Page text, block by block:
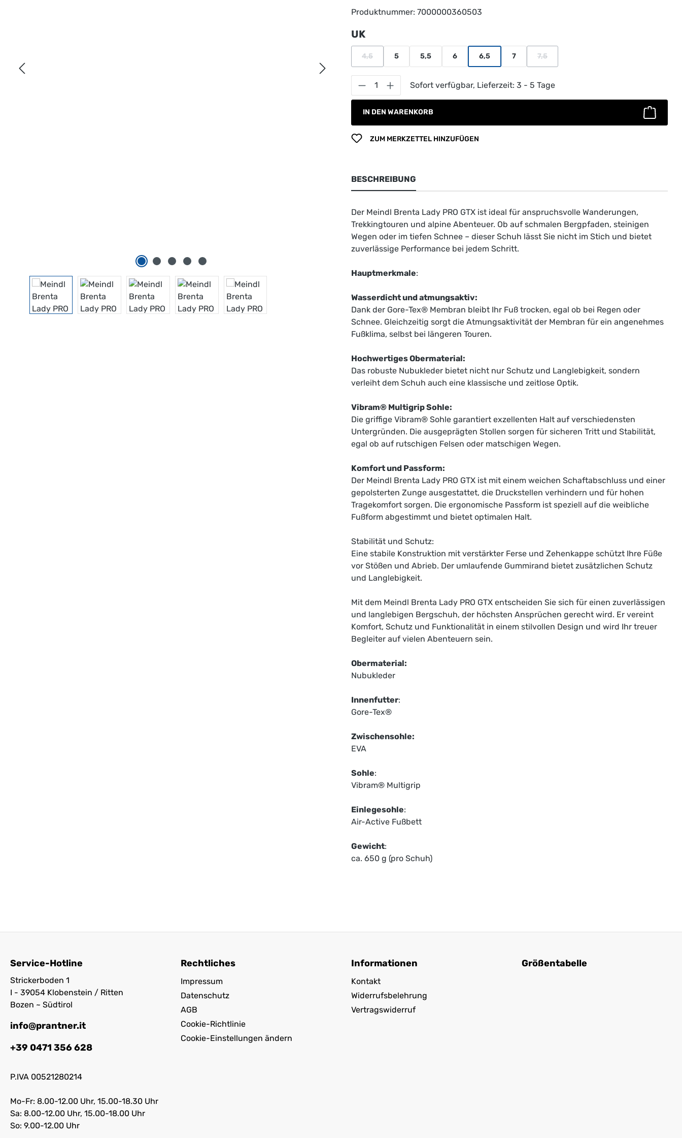
Produktnummer: 7000000360503
UKauswählen
4,5
(Diese Option ist zurzeit nicht verfügbar.)
5 5,5 6 6,5 7 7,5
(Diese Option ist zurzeit nicht verfügbar.)
Produkt Anzahl: Gib den gewünschten Wert ein oder
Sofort verfügbar, Lieferzeit: 3 - 5 Tage
IN DEN WARENKORB
ZUM MERKZETTEL HINZUFÜGEN
BESCHREIBUNG
Der Meindl Brenta Lady PRO GTX ist ideal für anspruchsvolle Wanderungen,
Trekkingtouren und alpine Abenteuer. Ob auf schmalen Bergpfaden, steinigen
Wegen oder im tiefen Schnee – dieser Schuh lässt Sie nicht im Stich und bietet
zuverlässige Performance bei jedem Schritt.
Hauptmerkmale:
Wasserdicht und atmungsaktiv:
Dank der Gore-Tex® Membran bleibt Ihr Fuß trocken, egal ob bei Regen oder
Schnee. Gleichzeitig sorgt die Atmungsaktivität der Membran für ein angenehmes
Fußklima, selbst bei längeren Touren.
Hochwertiges Obermaterial:
Das robuste Nubukleder bietet nicht nur Schutz und Langlebigkeit, sondern
verleiht dem Schuh auch eine klassische und zeitlose Optik.
Vibram® Multigrip Sohle:
Die griffige Vibram® Sohle garantiert exzellenten Halt auf verschiedensten
Untergründen. Die ausgeprägten Stollen sorgen für sicheren Tritt und Stabilität,
egal ob auf rutschigen Felsen oder matschigen Wegen.
Komfort und Passform:
Der Meindl Brenta Lady PRO GTX ist mit einem weichen Schaftabschluss und einer
gepolsterten Zunge ausgestattet, die Druckstellen verhindern und für hohen
Tragekomfort sorgen. Die ergonomische Passform ist speziell auf die weibliche
Fußform abgestimmt und bietet optimalen Halt.
Stabilität und Schutz:
Eine stabile Konstruktion mit verstärkter Ferse und Zehenkappe schützt Ihre Füße
vor Stößen und Abrieb. Der umlaufende Gummirand bietet zusätzlichen Schutz
und Langlebigkeit.
Mit dem Meindl Brenta Lady PRO GTX entscheiden Sie sich für einen zuverlässigen
und langlebigen Bergschuh, der höchsten Ansprüchen gerecht wird. Er vereint
Komfort, Schutz und Funktionalität in einem stilvollen Design und wird Ihr treuer
Begleiter auf vielen Abenteuern sein.
Obermaterial:
Nubukleder
Innenfutter:
Gore-Tex®
Zwischensohle:
EVA
Sohle:
Vibram® Multigrip
Einlegesohle:
Air-Active Fußbett
Gewicht:
ca. 650 g (pro Schuh)
Service-Hotline
Strickerboden 1
I - 39054 Klobenstein / Ritten
Bozen ~ Südtirol
info@prantner.it
+39 0471 356 628
P.IVA 00521280214
Mo-Fr: 8.00-12.00 Uhr, 15.00-18.30 Uhr
Sa: 8.00-12.00 Uhr, 15.00-18.00 Uhr
So: 9.00-12.00 Uhr
Rechtliches
Impressum
Datenschutz
AGB
Cookie-Richtlinie
Cookie-Einstellungen ändern
Informationen
Kontakt
Widerrufsbelehrung
Vertragswiderruf
Größentabelle